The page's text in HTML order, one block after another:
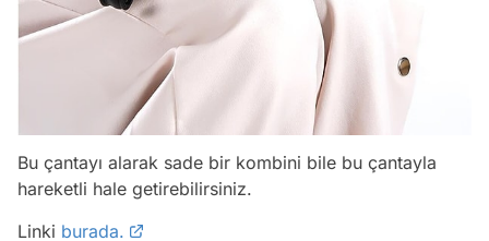
Bu çantayı alarak sade bir kombini bile bu çantayla
hareketli hale getirebilirsiniz.
Linki burada.